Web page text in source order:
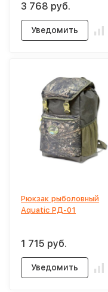
3 768 руб.
Уведомить
Рюкзак рыболовный
Aquatic РД-01
1 715 руб.
Уведомить